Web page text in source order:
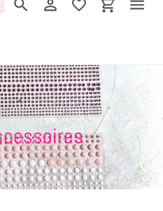
SuchenEinloggen